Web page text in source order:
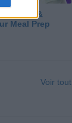
d'Olive &
Meal Prep
Voir tout